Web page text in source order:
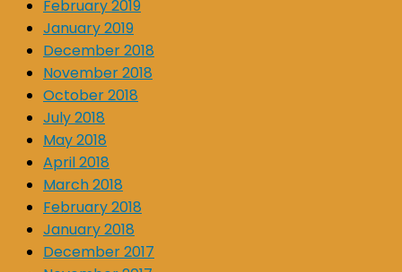
February 2019
January 2019
December 2018
November 2018
October 2018
July 2018
May 2018
April 2018
March 2018
February 2018
January 2018
December 2017